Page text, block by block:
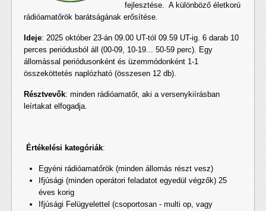
fejlesztése. A különböző életkorú
rádióamatőrök barátságának erősítése.
Ideje: 2025 október 23-án 09.00 UT-tól 09.59 UT-ig. 6 darab 10
perces periódusból áll (00-09, 10-19... 50-59 perc). Egy
állomással periódusonként és üzemmódonként 1-1
összeköttetés naplózható (összesen 12 db).
Résztvevők: minden rádióamatőr, aki a versenykiírásban
leírtakat elfogadja.
Értékelési kategóriák:
Egyéni rádióamatőrök (minden állomás részt vesz)
Ifjúsági (minden operátori feladatot egyedül végzők) 25
éves korig
Ifjúsági Felügyelettel (csoportosan - multi op, vagy